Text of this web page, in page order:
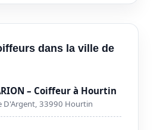
dans la ville de
– Coiffeur à Hourtin
D'Argent, 33990 Hourtin